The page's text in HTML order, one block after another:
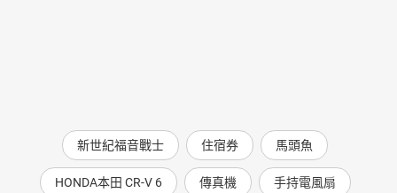
新世紀福音戰士 住宿券 馬頭魚
HONDA本田 CR-V 6 傳真機 手持電風扇